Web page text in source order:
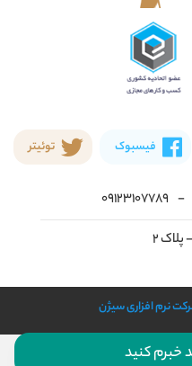
فیسبوک توئیتر
-
09123107789
۲
نرم افزاری سیژن